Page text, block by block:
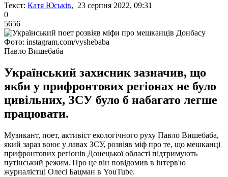
Текст: Катя Юськів, 23 серпня 2022, 09:31
0
5656
Фото: instagram.com/vyshebaba
Павло Вишебаба
Український захисник зазначив, що
якби у прифронтових регіонах не було
цивільних, ЗСУ було б набагато легше
працювати.
Музикант, поет, активіст екологічного руху Павло Вишебаба,
який зараз воює у лавах ЗСУ, розвіяв міф про те, що мешканці
прифронтових регіонів Донецької області підтримують
путінський режим. Про це він повідомив в інтерв'ю
журналістці Олесі Бацман в YouTube.